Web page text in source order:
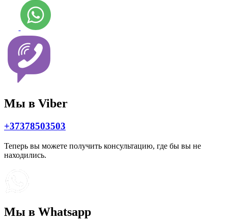
Мы в Viber
+37378503503
Теперь вы можете получить консультацию, где бы вы не
находились.
Мы в Whatsapp